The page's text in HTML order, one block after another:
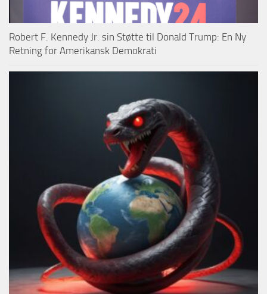
Robert F. Kennedy Jr. sin Støtte til Donald Trump: En Ny
Retning for Amerikansk Demokrati